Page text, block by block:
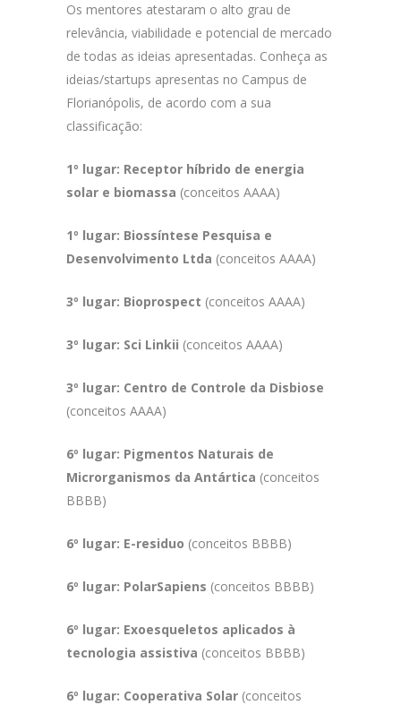
Os mentores atestaram o alto grau de
relevância, viabilidade e potencial de mercado
de todas as ideias apresentadas. Conheça as
ideias/startups apresentas no Campus de
Florianópolis, de acordo com a sua
classificação:
1º lugar: Receptor híbrido de energia
solar e biomassa (conceitos AAAA)
1º lugar: Biossíntese Pesquisa e
Desenvolvimento Ltda (conceitos AAAA)
3º lugar: Bioprospect (conceitos AAAA)
3º lugar: Sci Linkii (conceitos AAAA)
3º lugar: Centro de Controle da Disbiose
(conceitos AAAA)
6º lugar: Pigmentos Naturais de
Microrganismos da Antártica (conceitos
BBBB)
6º lugar: E-residuo (conceitos BBBB)
6º lugar: PolarSapiens (conceitos BBBB)
6º lugar: Exoesqueletos aplicados à
tecnologia assistiva (conceitos BBBB)
6º lugar: Cooperativa Solar (conceitos